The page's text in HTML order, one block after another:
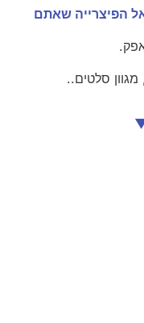
הפיצרייה שאתם
סלטים..